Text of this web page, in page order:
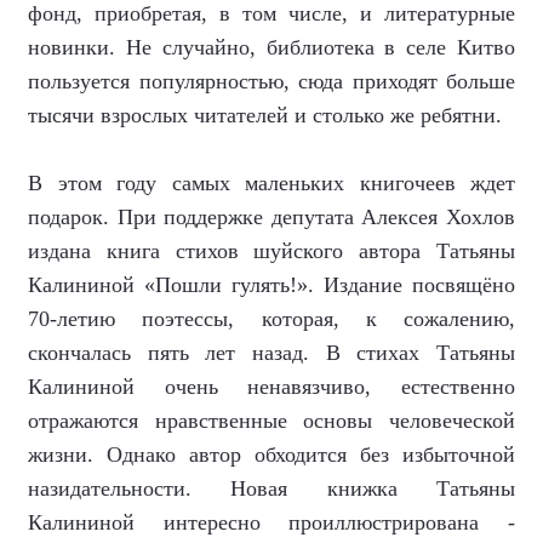
фонд, приобретая, в том числе, и литературные
новинки. Не случайно, библиотека в селе Китво
пользуется популярностью, сюда приходят больше
тысячи взрослых читателей и столько же ребятни.
В этом году самых маленьких книгочеев ждет
подарок. При поддержке депутата Алексея Хохлов
издана книга стихов шуйского автора Татьяны
Калининой «Пошли гулять!». Издание посвящёно
70-летию поэтессы, которая, к сожалению,
скончалась пять лет назад. В стихах Татьяны
Калининой очень ненавязчиво, естественно
отражаются нравственные основы человеческой
жизни. Однако автор обходится без избыточной
назидательности. Новая книжка Татьяны
Калининой интересно проиллюстрирована -